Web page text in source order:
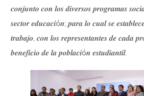
𝒄𝒐𝒏𝒋𝒖𝒏𝒕𝒐 𝒄𝒐𝒏 𝒍𝒐𝒔 𝒅𝒊𝒗𝒆𝒓𝒔𝒐𝒔 𝒑𝒓𝒐𝒈𝒓𝒂𝒎𝒂𝒔
𝒔𝒆𝒄𝒕𝒐𝒓 𝒆𝒅𝒖𝒄𝒂𝒄𝒊ó𝒏; 𝒑𝒂𝒓𝒂 𝒍𝒐 𝒄𝒖𝒂𝒍 𝒔𝒆
𝒕𝒓𝒂𝒃𝒂𝒋𝒐, 𝒄𝒐𝒏 𝒍𝒐𝒔 𝒓𝒆𝒑𝒓𝒆𝒔𝒆𝒏𝒕𝒂𝒏𝒕𝒆𝒔 𝒅𝒆 𝒄𝒂𝒅𝒂
𝒃𝒆𝒏𝒆𝒇𝒊𝒄𝒊𝒐 𝒅𝒆 𝒍𝒂 𝒑𝒐𝒃𝒍𝒂𝒄𝒊ó𝒏 𝒆𝒔𝒕𝒖𝒅𝒊𝒂𝒏𝒕𝒊𝒍.